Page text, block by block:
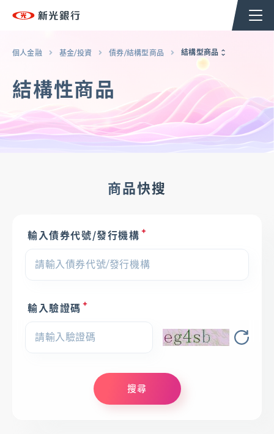
個人金融 企業金融 香港分行 企業永續
台新新光集團
返回至個人金融首頁
基金/投資
財富管理/信託/保險
個人金融 基金/投資 債券/結構型商品 結構型商品
結構性商品
商品快搜
輸入債券代號/發行機構
輸入驗證碼
搜尋